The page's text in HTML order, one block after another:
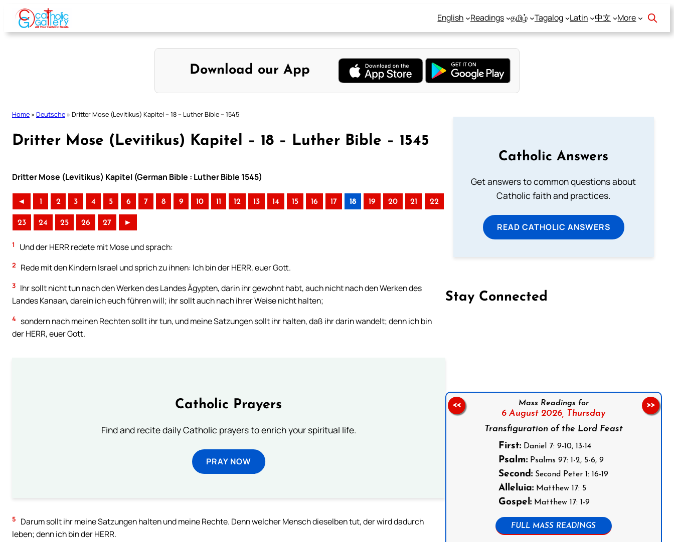
Skip
content
English Readings தமிழ் Tagalog Latin 中文 More
Download our App
Home » Deutsche » Dritter Mose (Levitikus) Kapitel – 18 – Luther Bible – 1545
Dritter Mose (Levitikus) Kapitel – 18 – Luther Bible – 1545
Dritter Mose (Levitikus) Kapitel (German Bible : Luther Bible 1545)
◄ 1 2 3 4 5 6 7 8 9 10 11 12 13 14 15 16 17 18 19 20 21 22
23 24 25 26 27 ►
1 Und der HERR redete mit Mose und sprach:
2 Rede mit den Kindern Israel und sprich zu ihnen: Ich bin der HERR, euer Gott.
3 Ihr sollt nicht tun nach den Werken des Landes Ägypten, darin ihr gewohnt habt, auch nicht nach den Werken des
Landes Kanaan, darein ich euch führen will; ihr sollt auch nach ihrer Weise nicht halten;
4 sondern nach meinen Rechten sollt ihr tun, und meine Satzungen sollt ihr halten, daß ihr darin wandelt; denn ich bin
der HERR, euer Gott.
Catholic Prayers
Find and recite daily Catholic prayers to enrich your spiritual life.
PRAY NOW
5
Darum sollt ihr meine Satzungen halten und meine Rechte. Denn welcher Mensch dieselben tut, der wird dadurch
leben; denn ich bin der HERR.
Catholic Answers
Get answers to common questions about
Catholic faith and practices.
READ CATHOLIC ANSWERS
Stay Connected
Mass Readings for
6 August 2026, Thursday
Transfiguration of the Lord Feast
First: Daniel 7: 9-10, 13-14
Psalm: Psalms 97: 1-2, 5-6, 9
Second: Second Peter 1: 16-19
Alleluia: Matthew 17: 5
Gospel: Matthew 17: 1-9
FULL MASS READINGS
<< >>